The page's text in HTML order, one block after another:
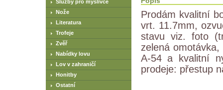
Prodám kvalitní
vrt. 11.7mm,
stavu viz. foto
zelená
A-54 a kvalitní
prodeje: přestup
Služby pro myslivce
Nože
Literatura
Trofeje
Zvěř
Nabídky lovu
Lov v zahraničí
Honitby
Ostatní